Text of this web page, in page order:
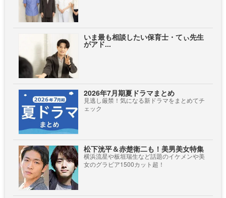
いま最も相談したい保育士・てぃ先生
がアド...
2026年7月期夏ドラマまとめ
見逃し厳禁！気になる新ドラマをまとめてチ
ェック
松下洸平＆赤楚衛二も！美男美女特集
横浜流星や板垣瑞生など話題のイケメンや美
女のグラビア1500カット超！